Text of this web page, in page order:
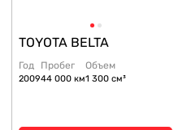
TOYOTA BELTA
Год
2009
Пробег
44 000 км
Объем
1 300 см³